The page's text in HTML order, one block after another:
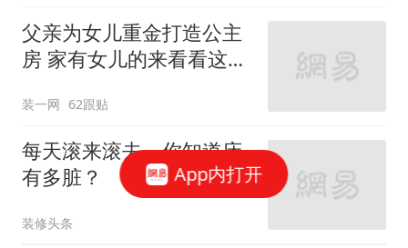
父亲为女儿重金打造公主
房 家有女儿的来看看这些
装一网 62跟贴
每天滚来滚去，你知道床
有多脏？
装修头条
App内打开